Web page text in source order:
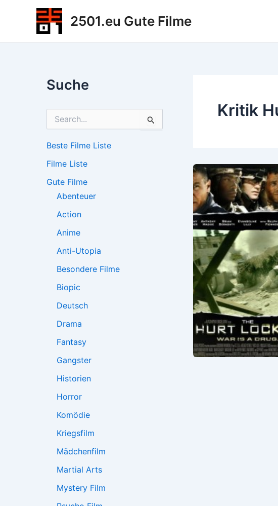
2501.eu Gute Filme
Suche
h
n
a
Beste Filme Liste
Filme Liste
Gute Filme
Abenteuer
Action
Anime
Anti-Utopia
Besondere Filme
Biopic
Deutsch
Drama
Fantasy
Gangster
Historien
Horror
Komödie
Kriegsfilm
Mädchenfilm
Martial Arts
Mystery Film
Kritik